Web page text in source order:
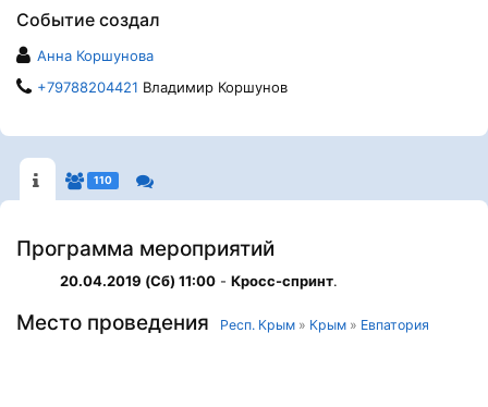
Событие создал
Анна Коршунова
+79788204421 Владимир Коршунов
110
Программа мероприятий
20.04.2019 (Сб) 11:00 - Кросс-спринт.
Место проведения Респ. Крым » Крым » Евпатория